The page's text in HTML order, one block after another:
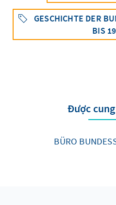
GESCHICHTE DER
BIS
Được
BÜRO